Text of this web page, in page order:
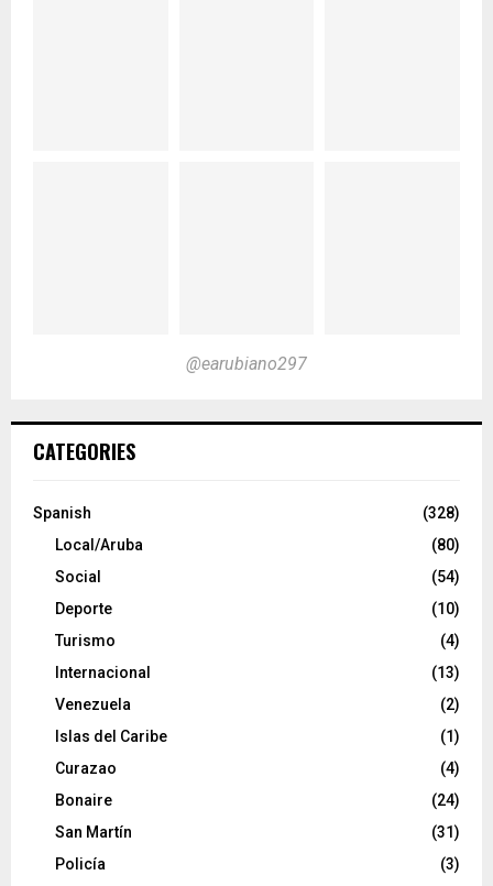
@earubiano297
CATEGORIES
Spanish
(328)
Local/Aruba
(80)
Social
(54)
Deporte
(10)
Turismo
(4)
Internacional
(13)
Venezuela
(2)
Islas del Caribe
(1)
Curazao
(4)
Bonaire
(24)
San Martín
(31)
Policía
(3)